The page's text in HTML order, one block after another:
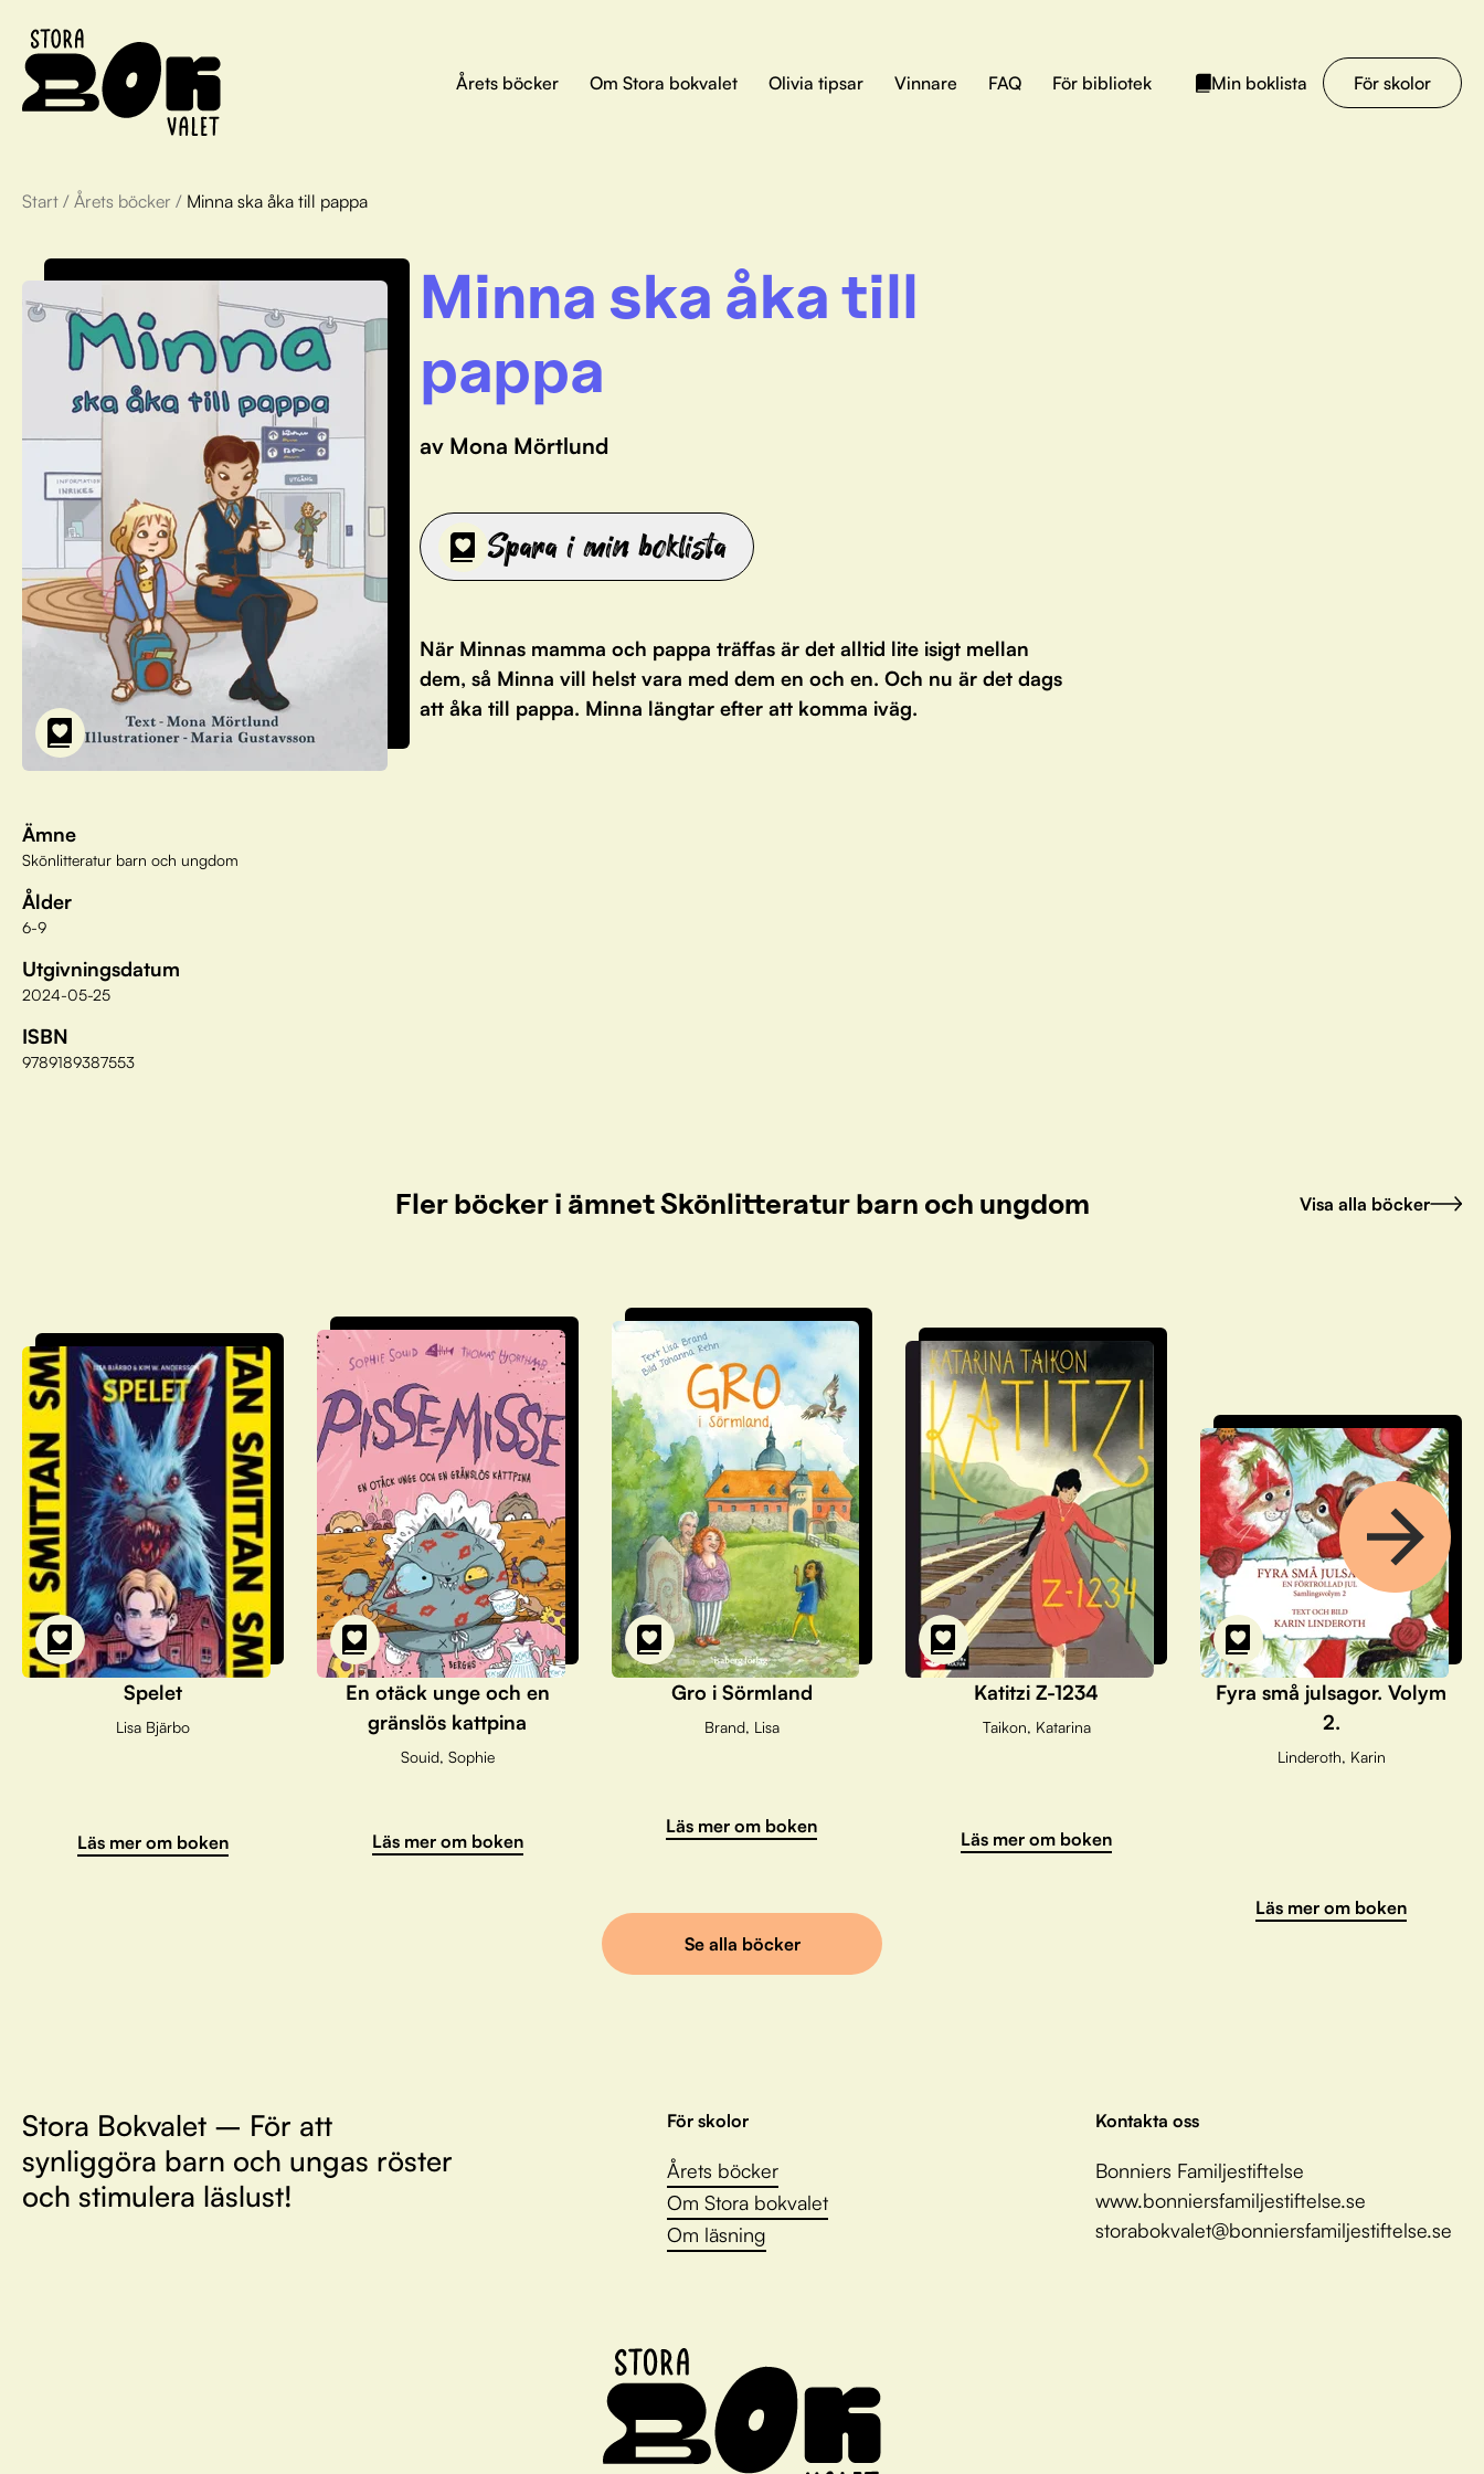
Årets böcker Om Stora bokvalet Olivia tipsar Vinnare FAQ För bibliotek Min boklista För skolor
Start / Årets böcker / Minna ska åka till pappa
Ämne
Skönlitteratur barn och ungdom
Ålder
6-9
Utgivningsdatum
2024-05-25
ISBN
9789189387553
Minna ska åka till
pappa
av Mona Mörtlund
Spara i min boklista
När Minnas mamma och pappa träffas är det alltid lite isigt mellan
dem, så Minna vill helst vara med dem en och en. Och nu är det dags
att åka till pappa. Minna längtar efter att komma iväg.
Fler böcker i ämnet Skönlitteratur barn och ungdom Visa alla böcker
Spelet
Lisa Bjärbo
Läs mer om boken
En otäck unge och en
gränslös kattpina
Souid, Sophie
Läs mer om boken
Gro i Sörmland
Brand, Lisa
Läs mer om boken
Katitzi Z-1234
Taikon, Katarina
Läs mer om boken
Fyra små julsagor. Volym
2.
Linderoth, Karin
Läs mer om boken
Se alla böcker
Stora Bokvalet – För att
synliggöra barn och ungas röster
och stimulera läslust!
För skolor
Årets böcker
Om Stora bokvalet
Om läsning
Kontakta oss
Bonniers Familjestiftelse
www.bonniersfamiljestiftelse.se
storabokvalet@bonniersfamiljestiftelse.se